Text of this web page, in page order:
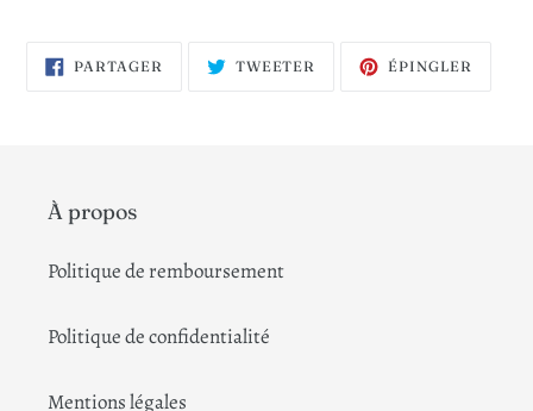
PARTAGER PARTAGER
SUR
TWEETER TWEETERÉPINGLER
À propos
Politique de remboursement
Politique de confidentialité
Mentions légales